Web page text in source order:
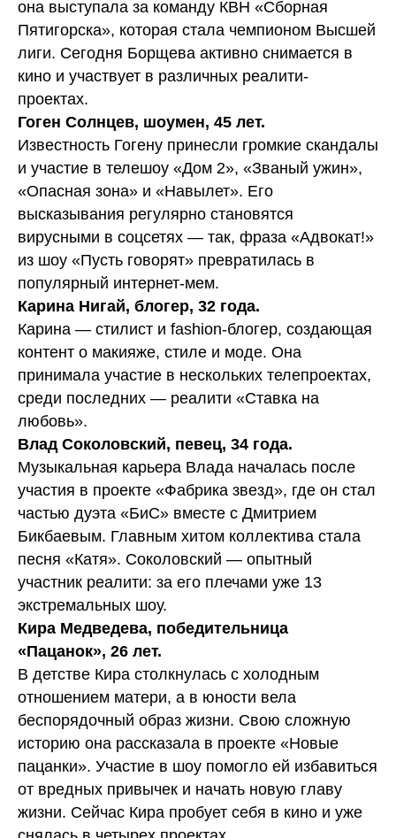
она выступала за команду КВН «Сборная
Пятигорска», которая стала чемпионом Высшей
лиги. Сегодня Борщева активно снимается в
кино и участвует в различных реалити-
проектах.
Гоген Солнцев, шоумен, 45 лет.
Известность Гогену принесли громкие скандалы
и участие в телешоу «Дом 2», «Званый ужин»,
«Опасная зона» и «Навылет». Его
высказывания регулярно становятся
вирусными в соцсетях — так, фраза «Адвокат!»
из шоу «Пусть говорят» превратилась в
популярный интернет-мем.
Карина Нигай, блогер, 32 года.
Карина — стилист и fashion-блогер, создающая
контент о макияже, стиле и моде. Она
принимала участие в нескольких телепроектах,
среди последних — реалити «Ставка на
любовь».
Влад Соколовский, певец, 34 года.
Музыкальная карьера Влада началась после
участия в проекте «Фабрика звезд», где он стал
частью дуэта «БиС» вместе с Дмитрием
Бикбаевым. Главным хитом коллектива стала
песня «Катя». Соколовский — опытный
участник реалити: за его плечами уже 13
экстремальных шоу.
Кира Медведева, победительница
«Пацанок», 26 лет.
В детстве Кира столкнулась с холодным
отношением матери, а в юности вела
беспорядочный образ жизни. Свою сложную
историю она рассказала в проекте «Новые
пацанки». Участие в шоу помогло ей избавиться
от вредных привычек и начать новую главу
жизни. Сейчас Кира пробует себя в кино и уже